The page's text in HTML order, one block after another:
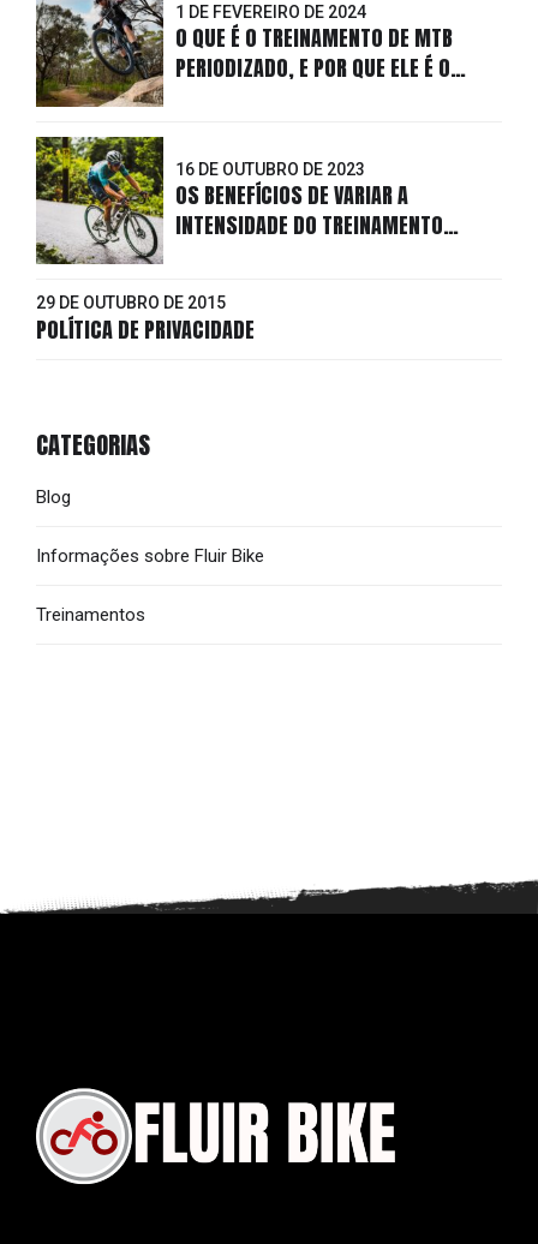
1 DE FEVEREIRO DE 2024
O QUE É O TREINAMENTO DE MTB
PERIODIZADO, E POR QUE ELE É O
16 DE OUTUBRO DE 2023
OS BENEFÍCIOS DE VARIAR A
INTENSIDADE DO TREINAMENTO
29 DE OUTUBRO DE 2015
POLÍTICA DE PRIVACIDADE
CATEGORIAS
Blog
Informações sobre Fluir Bike
Treinamentos